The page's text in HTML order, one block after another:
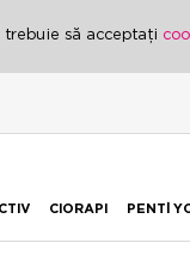
să acceptați
CIORAPI PENTİ